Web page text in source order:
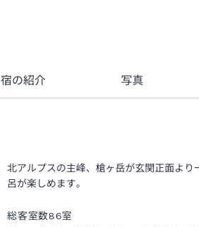
宿の紹介 写真
北アルプスの主峰、槍ヶ岳が玄関正面よ
呂が楽しめます。
総客室数86室